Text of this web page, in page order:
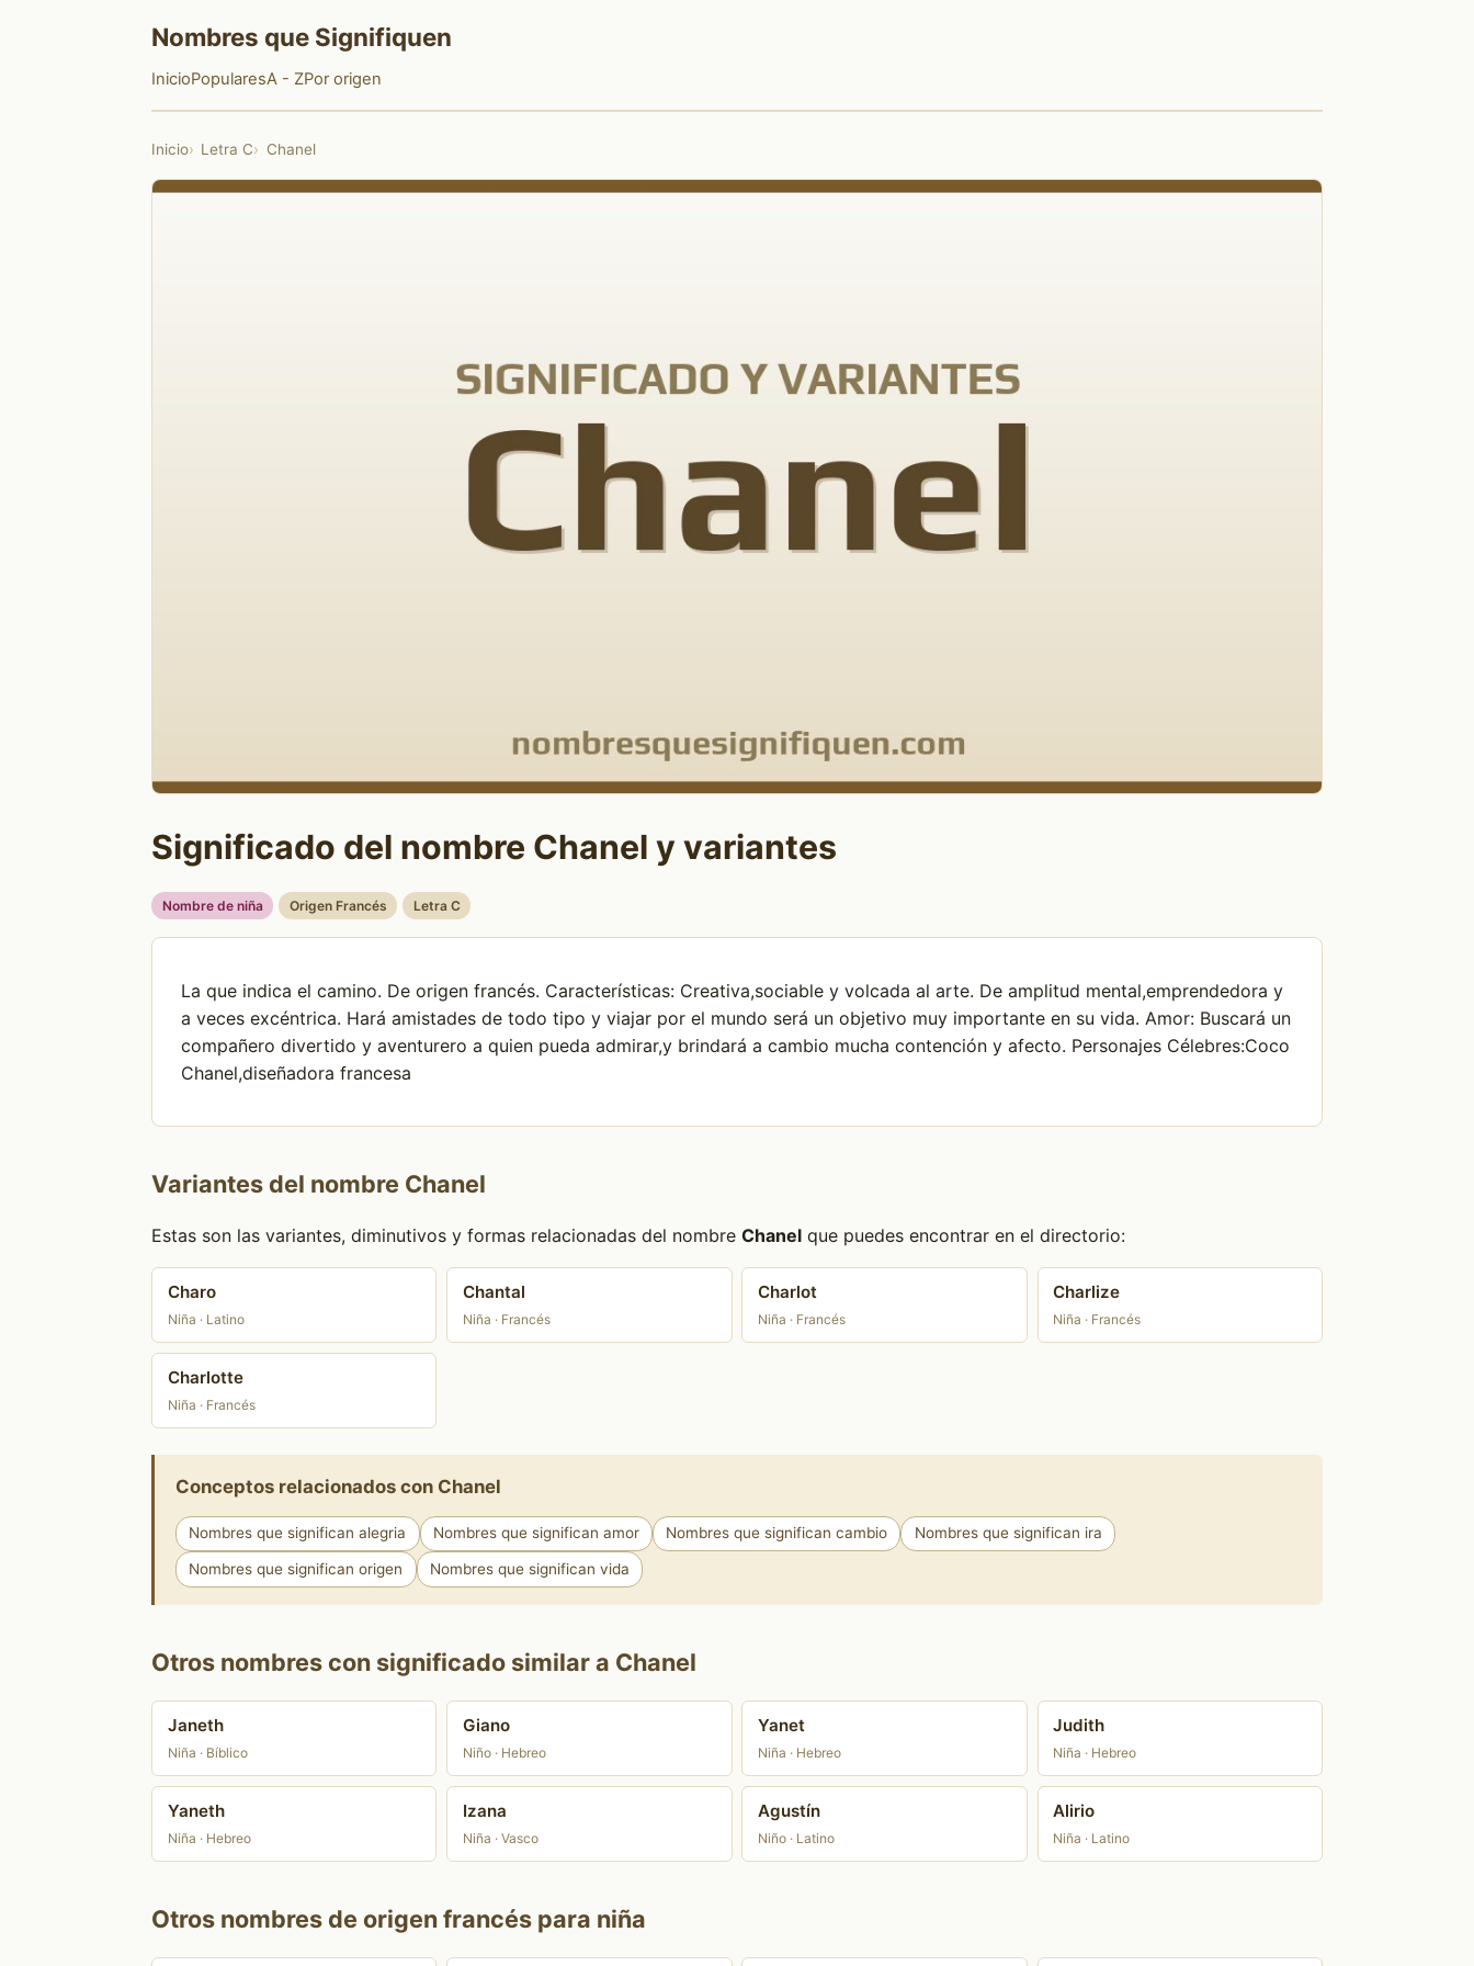
Nombres que Signifiquen
InicioPopularesA - ZPor origen
Inicio Letra C Chanel
Significado del nombre Chanel y variantes
Nombre de niña Origen Francés Letra C
La que indica el camino. De origen francés. Características: Creativa,sociable y volcada al arte. De amplitud mental,emprendedora y
a veces excéntrica. Hará amistades de todo tipo y viajar por el mundo será un objetivo muy importante en su vida. Amor: Buscará un
compañero divertido y aventurero a quien pueda admirar,y brindará a cambio mucha contención y afecto. Personajes Célebres:Coco
Chanel,diseñadora francesa
Variantes del nombre Chanel
Estas son las variantes, diminutivos y formas relacionadas del nombre Chanel que puedes encontrar en el directorio:
Charo
Niña · Latino
Chantal
Niña · Francés
Charlot
Niña · Francés
Charlize
Niña · Francés
Charlotte
Niña · Francés
Conceptos relacionados con Chanel
Nombres que significan alegria Nombres que significan amor Nombres que significan cambio Nombres que significan ira
Nombres que significan origen Nombres que significan vida
Otros nombres con significado similar a Chanel
Janeth
Niña · Bíblico
Giano
Niño · Hebreo
Yanet
Niña · Hebreo
Judith
Niña · Hebreo
Yaneth
Niña · Hebreo
Izana
Niña · Vasco
Agustín
Niño · Latino
Alirio
Niña · Latino
Otros nombres de origen francés para niña